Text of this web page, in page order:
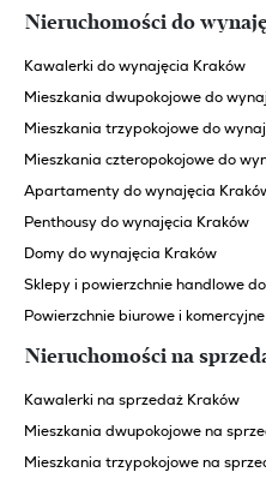
Nieruchomości do
Kawalerki do wynajęcia Kraków
Mieszkania dwupokojowe do
Mieszkania trzypokojowe do
Mieszkania czteropokojowe do
Apartamenty do wynajęcia
Penthousy do wynajęcia Kraków
Domy do wynajęcia Kraków
Sklepy i powierzchnie handlowe
Powierzchnie biurowe i
Nieruchomości na
Kawalerki na sprzedaż Kraków
Mieszkania dwupokojowe na
Mieszkania trzypokojowe na